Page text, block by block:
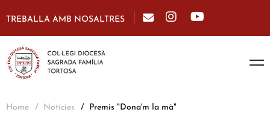
TREBALLA AMB NOSALTRES
Home Notícies Premis "Dona'm la mà"